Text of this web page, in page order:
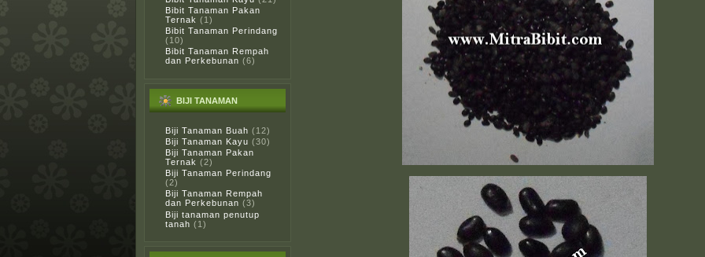
Bibit Tanaman Pakan
Ternak (1)
Bibit Tanaman Perindang
(10)
Bibit Tanaman Rempah
dan Perkebunan (6)
BIJI TANAMAN
Biji Tanaman Buah (12)
Biji Tanaman Kayu (30)
Biji Tanaman Pakan
Ternak (2)
Biji Tanaman Perindang
(2)
Biji Tanaman Rempah
dan Perkebunan (3)
Biji tanaman penutup
tanah (1)